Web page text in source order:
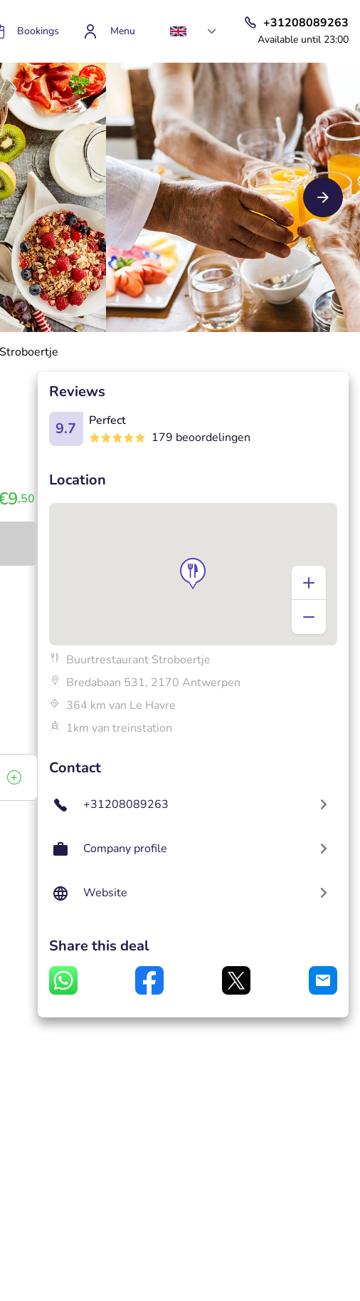
Bookings Menu
+31208089263
Available until 23:00
,50
Reviews
9.7
Perfect
179 beoordelingen
Location
Buurtrestaurant Stroboertje
Bredabaan 531, 2170 Antwerpen
364 km van Le Havre
1km van treinstation
Contact
+31208089263
Company profile
Website
Share this deal